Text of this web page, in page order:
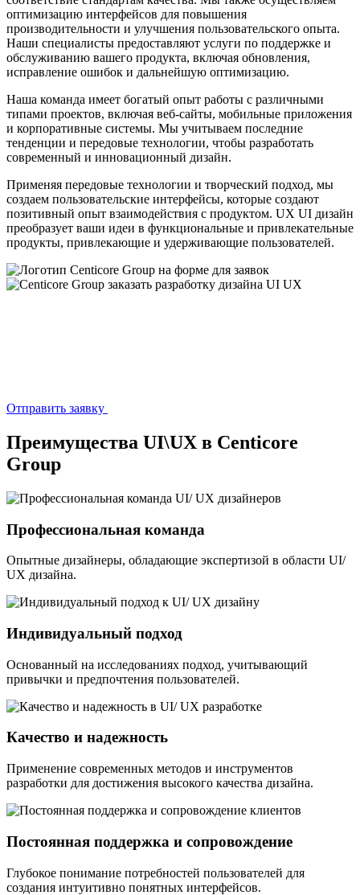
оптимизацию интерфейсов для повышения
производительности и улучшения пользовательского опыта.
Наши специалисты предоставляют услуги по поддержке и
обслуживанию вашего продукта, включая обновления,
исправление ошибок и дальнейшую оптимизацию.
Наша команда имеет богатый опыт работы с различными
типами проектов, включая веб-сайты, мобильные приложения
и корпоративные системы. Мы учитываем последние
тенденции и передовые технологии, чтобы разработать
современный и инновационный дизайн.
Применяя передовые технологии и творческий подход, мы
создаем пользовательские интерфейсы, которые создают
позитивный опыт взаимодействия с продуктом. UX UI дизайн
преобразует ваши идеи в функциональные и привлекательные
продукты, привлекающие и удерживающие пользователей.
Отправить заявку
Преимущества UI\UX в Centicore
Group
Профессиональная команда
Опытные дизайнеры, обладающие экспертизой в области UI/
UX дизайна.
Индивидуальный подход
Основанный на исследованиях подход, учитывающий
привычки и предпочтения пользователей.
Качество и надежность
Применение современных методов и инструментов
разработки для достижения высокого качества дизайна.
Постоянная поддержка и сопровождение
Глубокое понимание потребностей пользователей для
создания интуитивно понятных интерфейсов.